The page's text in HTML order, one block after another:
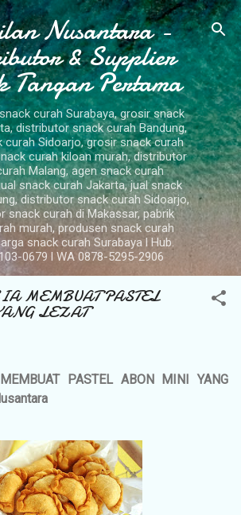
ke konten utama
Nusantara -
& Supplier
Tangan Pertama
curah Surabaya, grosir snack
distributor snack curah Bandung,
curah Sidoarjo, grosir snack curah
curah kiloan murah, distributor
Malang, agen snack curah
snack curah Jakarta, jual snack
distributor snack curah Sidoarjo,
snack curah di Makassar, pabrik
murah, produsen snack curah
snack curah Surabaya l Hub.
0679 l WA 0878-5295-2906
MEMBUAT PASTEL
LEZAT
PASTEL ABON MINI YANG